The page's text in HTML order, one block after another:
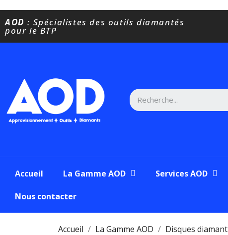
AOD : Spécialistes des outils diamantés
pour le BTP
Accueil La Gamme AOD Services AOD
Nous contacter
Accueil La Gamme AOD Disques diamant